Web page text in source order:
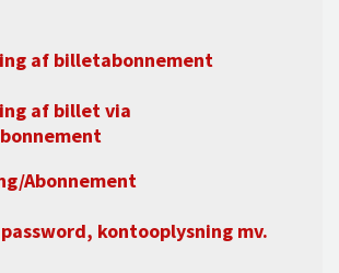
af billetabonnement
af billet via
Abonnement
kontooplysning mv.